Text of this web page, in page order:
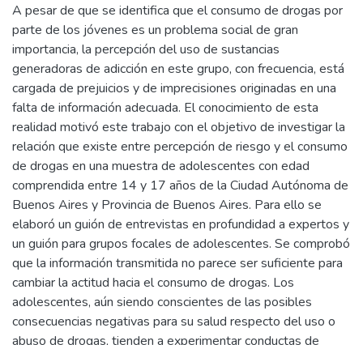
A pesar de que se identifica que el consumo de drogas por
parte de los jóvenes es un problema social de gran
importancia, la percepción del uso de sustancias
generadoras de adicción en este grupo, con frecuencia, está
cargada de prejuicios y de imprecisiones originadas en una
falta de información adecuada. El conocimiento de esta
realidad motivó este trabajo con el objetivo de investigar la
relación que existe entre percepción de riesgo y el consumo
de drogas en una muestra de adolescentes con edad
comprendida entre 14 y 17 años de la Ciudad Autónoma de
Buenos Aires y Provincia de Buenos Aires. Para ello se
elaboró un guión de entrevistas en profundidad a expertos y
un guión para grupos focales de adolescentes. Se comprobó
que la información transmitida no parece ser suficiente para
cambiar la actitud hacia el consumo de drogas. Los
adolescentes, aún siendo conscientes de las posibles
consecuencias negativas para su salud respecto del uso o
abuso de drogas, tienden a experimentar conductas de